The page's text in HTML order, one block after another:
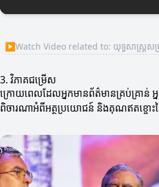
▶Watch Video related to: យុទ្ធសាស្ត្រ​សម្រ
3. វិភាគជម្រើស
ក្រោយពេលដែលអ្នកមានព័ត៌មានគ្រប់គ្រាន់ អ្ន
ពិចារណាអំពីអត្ថប្រយោជន៍ និងគុណឥតខ្ចោះ